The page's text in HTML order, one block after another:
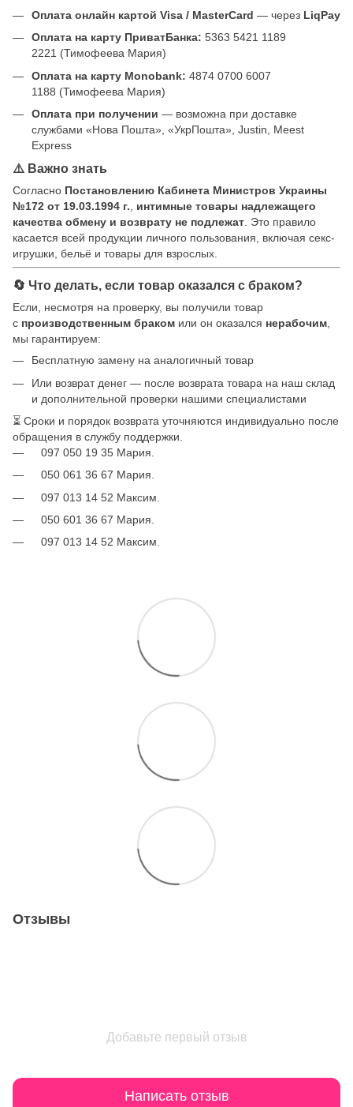
Оплата онлайн картой Visa / MasterCard — через LiqPay
Оплата на карту ПриватБанка: 5363 5421 1189
2221 (Тимофеева Мария)
Оплата на карту Monobank: 4874 0700 6007
1188 (Тимофеева Мария)
Оплата при получении — возможна при доставке
службами «Нова Пошта», «УкрПошта», Justin, Meest
Express
⚠️ Важно знать
Согласно Постановлению Кабинета Министров Украины
№172 от 19.03.1994 г., интимные товары надлежащего
качества обмену и возврату не подлежат. Это правило
касается всей продукции личного пользования, включая секс-
игрушки, бельё и товары для взрослых.
🔄 Что делать, если товар оказался с браком?
Если, несмотря на проверку, вы получили товар
с производственным браком или он оказался нерабочим
мы гарантируем:
Бесплатную замену на аналогичный товар
Или возврат денег — после возврата товара на наш склад
и дополнительной проверки нашими специалистами
⏳ Сроки и порядок возврата уточняются индивидуально после
обращения в службу поддержки.
097 050 19 35 Мария.
050 061 36 67 Мария.
097 013 14 52 Максим.
050 601 36 67 Мария.
097 013 14 52 Максим.
Отзывы
Добавьте первый отзыв
Написать отзыв